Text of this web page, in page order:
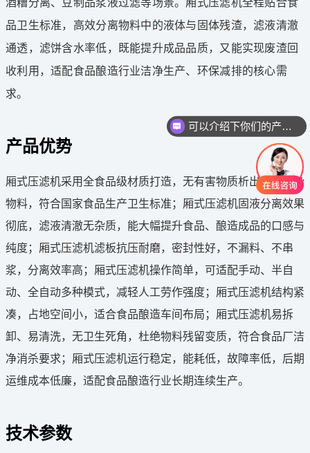
品卫生标准，高效分离物料中的液体与固体残渣，滤液清澈
通透，滤饼含水率低，既能提升成品品质，又能实现废渣回
收利用，适配食品酿造行业洁净生产、环保减排的核心需
求。
产品优势
厢式压滤机采用全食品级材质打造，无有害物质析出，不污染
物料，符合国家食品生产卫生标准；厢式压滤机固液分离效果
彻底，滤液清澈无杂质，能大幅提升食品、酿造成品的口感与
纯度；厢式压滤机滤板抗压耐磨，密封性好，不漏料、不串
浆，分离效率高；厢式压滤机操作简单，可适配手动、半自
动、全自动多种模式，减轻人工劳作强度；厢式压滤机结构紧
凑，占地空间小，适合食品酿造车间布局；厢式压滤机易拆
卸、易清洗，无卫生死角，杜绝物料残留变质，符合食品厂洁
净消杀要求；厢式压滤机运行稳定，能耗低，故障率低，后期
运维成本低廉，适配食品酿造行业长期连续生产。
技术参数
可以介绍下你们的产品么